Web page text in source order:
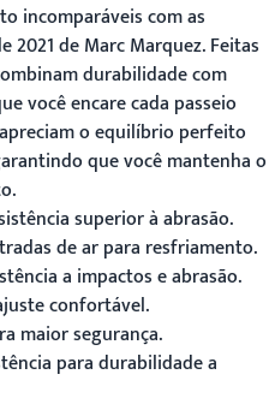
incomparáveis com as
2021de Marc Marquez. Feitas
durabilidade com
você encare cada passeio
o equilíbrio perfeito
que você mantenha o
superior à abrasão.
de ar para resfriamento.
a impactos e abrasão.
confortável.
maior segurança.
para durabilidade a